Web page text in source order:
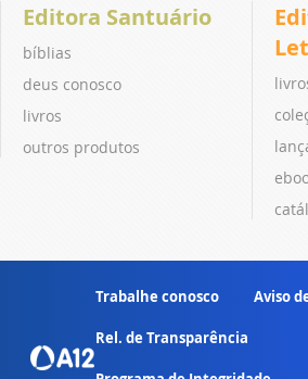
Editora Santuário
bíblias
deus conosco
livros
outros produtos
Trabalhe conosco Aviso
Rel. de Transparência